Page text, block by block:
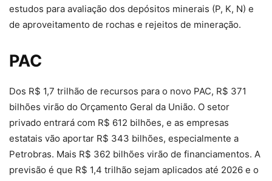
estudos para avaliação dos depósitos minerais (P, K, N) e
de aproveitamento de rochas e rejeitos de mineração.
PAC
Dos R$ 1,7 trilhão de recursos para o novo PAC, R$ 371
bilhões virão do Orçamento Geral da União. O setor
privado entrará com R$ 612 bilhões, e as empresas
estatais vão aportar R$ 343 bilhões, especialmente a
Petrobras. Mais R$ 362 bilhões virão de financiamentos. A
previsão é que R$ 1,4 trilhão sejam aplicados até 2026 e o